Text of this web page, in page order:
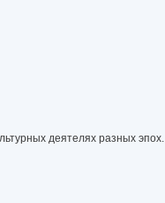
деятелях разных эпох.